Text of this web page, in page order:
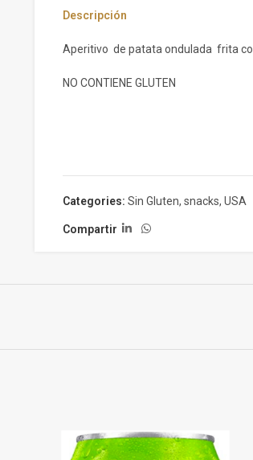
Descripción
Aperitivo de patata ondulada frita
NO CONTIENE GLUTEN
Categories: Sin Gluten, snacks, USA
Compartir